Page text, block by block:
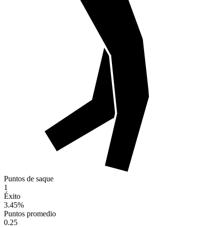
Puntos de saque
1
Éxito
3.45%
Puntos promedio
0.25